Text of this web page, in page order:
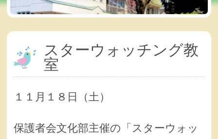
スターウォッチング教
室
１１月１８日（土）
保護者会文化部主催の「スターウォッ